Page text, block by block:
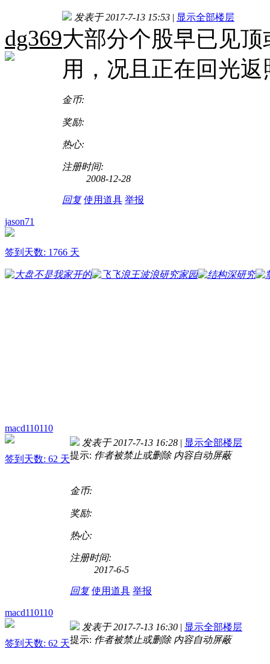
dg369
发表于 2017-7-13 15:53 | 显示全部楼层
大部分个股早已见
用，况且正在回光返
金币:
奖励:
热心:
注册时间:
2008-12-28
回复 使用道具 举报
jason71
签到天数: 1766 天
macd110110
签到天数: 62 天
发表于 2017-7-13 16:28 | 显示全部楼层
提示: 作者被禁止或删除 内容自动屏蔽
金币:
奖励:
热心:
注册时间:
2017-6-5
回复 使用道具 举报
macd110110
签到天数: 62 天
发表于 2017-7-13 16:30 | 显示全部楼层
提示: 作者被禁止或删除 内容自动屏蔽